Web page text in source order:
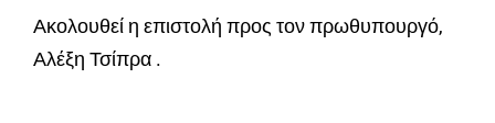
Ακολουθεί η επιστολή προς τον πρωθυπουργό,
Αλέξη Τσίπρα .